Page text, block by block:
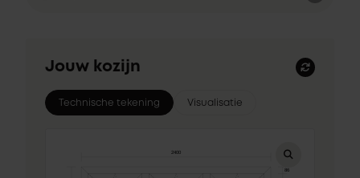
Jouw kozijn
Technische tekening Visualisatie